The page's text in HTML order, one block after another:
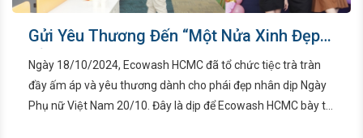
Gửi Yêu Thương Đến “Một Nửa Xinh Đẹp”
của Ecowash HCMC
Ngày 18/10/2024, Ecowash HCMC đã tổ chức tiệc trà tràn
đầy ấm áp và yêu thương dành cho phái đẹp nhân dịp Ngày
Phụ nữ Việt Nam 20/10. Đây là dịp để Ecowash HCMC bày tỏ